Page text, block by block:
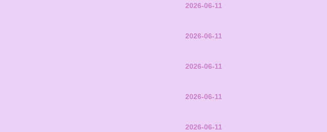
2026-06-11
2026-06-11
2026-06-11
2026-06-11
2026-06-11